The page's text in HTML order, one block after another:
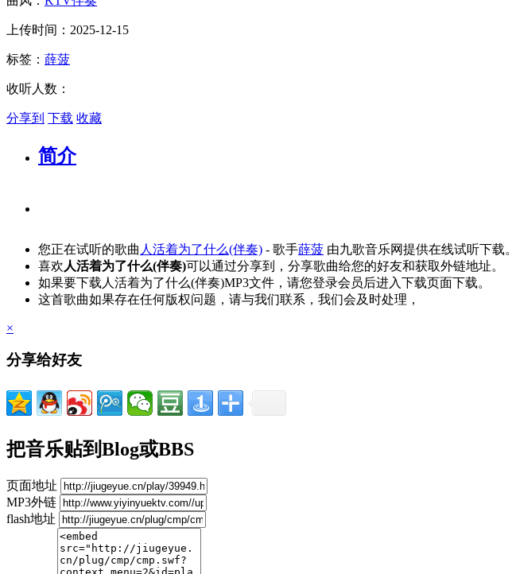
上传时间：2025-12-15
标签： 薛菠
收听人数：
分享到 下载 收藏
简介
您正在试听的歌曲 人活着为了什么(伴奏) - 歌手薛菠 由九歌音乐网提供在线试听下载。
喜欢 人活着为了什么(伴奏)可以通过分享到，分享歌曲给您的好友和获取外链地址。
如果要下载人活着为了什么(伴奏)MP3文件，请您登录会员后进入下载页面下载。
这首歌曲如果存在任何版权问题，请与我们联系，我们会及时处理，
×
分享给好友
把音乐贴到Blog或BBS
页面地址
MP3外链
flash地址